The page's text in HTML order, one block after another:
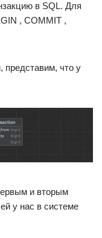
в SQL. Для
, COMMIT ,
представим, что у
и вторым
у нас в системе